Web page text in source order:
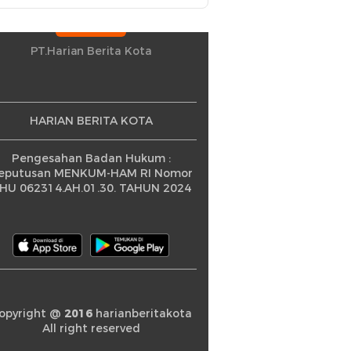
Petani Berprestasi
PT.Harian Berita Kota
HARIAN BERITA KOTA
Pengesahan Badan Hukum :
MENKUM-HAM RI Nomor
062314.AH.01.30. TAHUN 2024
@ 2016harianberitakota
All right reserved